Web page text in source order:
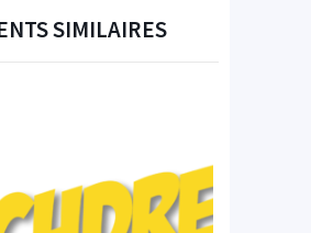
SIMILAIRES